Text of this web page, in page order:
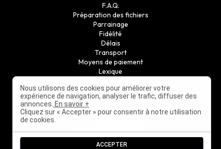
F.A.Q.
Préparation des fichiers
Parrainage
Fidélité
Délais
Transport
Moyens de paiement
Lexique
Suivez nous
Nous utilisons des cookies pour améliorer votre
expérience de navigation, analyser le trafic, diffuser des
annonces. En savoir +
Cliquez sur « Accepter » pour consentir à notre utilisation
de cookies.
ACCEPTER